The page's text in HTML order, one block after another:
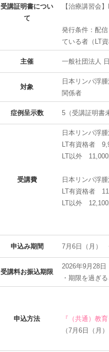
受講証明書につい
て
【治療講習会
発行条件：配
ている者（LT
主催 一般社団法人
対象
日本リンパ浮
関係者
症例呈示数 5（受講証明書
受講費
日本リンパ浮
LT有資格者
LT以外 11,000
日本リンパ浮
LT有資格者
LT以外 12,100
申込み期間 7月6日（月）
受講料お振込期限
2026年9月28
・期限を過ぎ
申込方法 『（共通）教
（7月6日（月